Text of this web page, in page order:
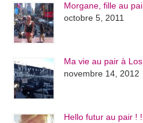
Morgane, fille au
octobre 5, 2011
Ma vie au pair à
novembre 14, 2012
Hello futur au pair ! !